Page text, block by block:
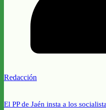
Redacción
El PP de Jaén insta a los